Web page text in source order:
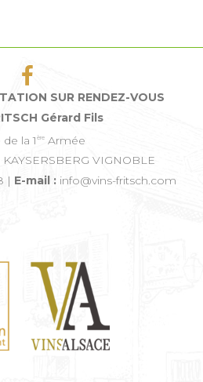
SUR RENDEZ-VOUS
Gérard Fils
de la 1 ère Armée
VIGNOBLE
| E-mail : info@vins-fritsch.com